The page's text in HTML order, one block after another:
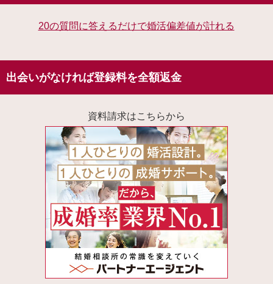
20の質問に答えるだけで婚活偏差値が計れる
出会いがなければ登録料を全額返金
資料請求はこちらから